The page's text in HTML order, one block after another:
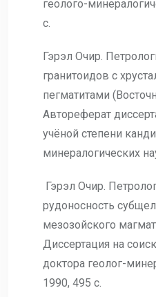
геолого-
с.
Гэрэл Очир.
гранитоидов с
пегматитами
Автореферат
учёной степени
минералогических
Гэрэл Очир.
рудоносность
мезозойского
Диссертация на
доктора геолог-
1990, 495 с.